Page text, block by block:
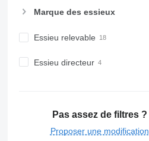
Marque des essieux
Essieu relevable
Essieu directeur
Pas assez de filtres ?
Proposer une modification